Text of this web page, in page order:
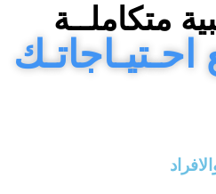
متكاملــة